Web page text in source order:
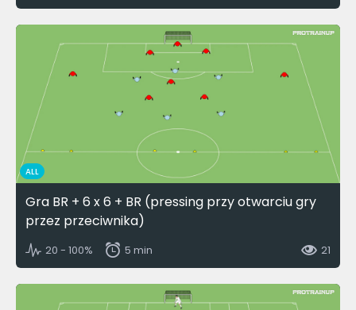
ALL
Gra BR + 6 x 6 + BR (pressing przy otwarciu gry
przez przeciwnika)
20 - 100% 5 min 21